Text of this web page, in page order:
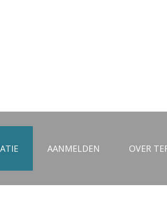
AANMELDEN OVER